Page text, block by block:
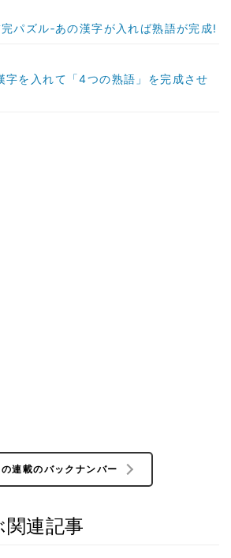
パズル‐あの漢字が入れば熟語が完成!
字を入れて「4つの熟語」を完成させ
の連載のバックナンバー
連記事